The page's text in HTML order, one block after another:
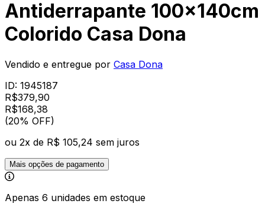
Antiderrapante 100x140cm
Colorido Casa Dona
Vendido e entregue por Casa Dona
ID: 1945187
R$379,90
R$168,38
(20% OFF)
ou 2x de R$ 105,24 sem juros
Mais opções de pagamento
Apenas 6 unidades em estoque